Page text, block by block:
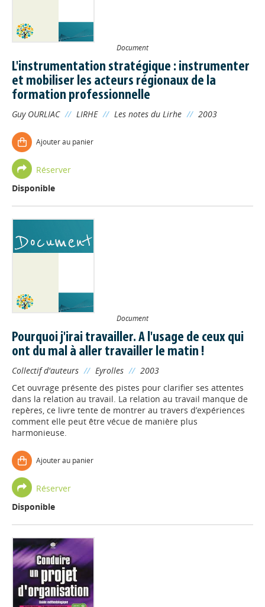
Document
L'instrumentation stratégique : instrumenter
et mobiliser les acteurs régionaux de la
formation professionnelle
Guy OURLIAC // LIRHE // Les notes du Lirhe // 2003
Ajouter au panier
Réserver
Disponible
Document
Pourquoi j'irai travailler. A l'usage de ceux qui
ont du mal à aller travailler le matin !
Collectif d'auteurs // Eyrolles // 2003
Cet ouvrage présente des pistes pour clarifier ses attentes
dans la relation au travail. La relation au travail manque de
repères, ce livre tente de montrer au travers d’expériences
comment elle peut être vécue de manière plus
harmonieuse.
Ajouter au panier
Réserver
Disponible